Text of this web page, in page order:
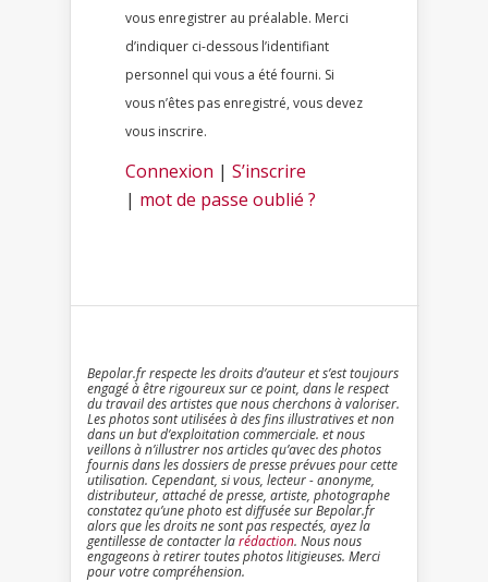
vous enregistrer au préalable. Merci
d’indiquer ci-dessous l’identifiant
personnel qui vous a été fourni. Si
vous n’êtes pas enregistré, vous devez
vous inscrire.
Connexion | S’inscrire
| mot de passe oublié ?
Bepolar.fr respecte les droits d’auteur et s’est toujours
engagé à être rigoureux sur ce point, dans le respect
du travail des artistes que nous cherchons à valoriser.
Les photos sont utilisées à des fins illustratives et non
dans un but d’exploitation commerciale. et nous
veillons à n’illustrer nos articles qu’avec des photos
fournis dans les dossiers de presse prévues pour cette
utilisation. Cependant, si vous, lecteur - anonyme,
distributeur, attaché de presse, artiste, photographe
constatez qu’une photo est diffusée sur Bepolar.fr
alors que les droits ne sont pas respectés, ayez la
gentillesse de contacter larédaction. Nous nous
engageons à retirer toutes photos litigieuses. Merci
pour votre compréhension.